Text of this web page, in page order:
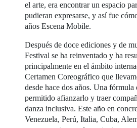
el arte, era encontrar un espacio
pudieran expresarse, y así fue
años Escena Mobile.
Después de doce ediciones y de
Festival se ha reinventado y ha
principalmente en el ámbito
Certamen Coreográfico que
desde hace dos años. Una fórmula
permitido afianzarlo y traer
danza inclusiva. Este año en
Venezuela, Perú, Italia, Cuba,